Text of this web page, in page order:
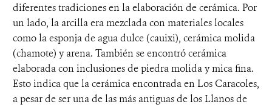
diferentes tradiciones en la elaboración de cerámica. Por
un lado, la arcilla era mezclada con materiales locales
como la esponja de agua dulce (cauixi), cerámica molida
(chamote) y arena. También se encontró cerámica
elaborada con inclusiones de piedra molida y mica fina.
Esto indica que la cerámica encontrada en Los Caracoles,
a pesar de ser una de las más antiguas de los Llanos de